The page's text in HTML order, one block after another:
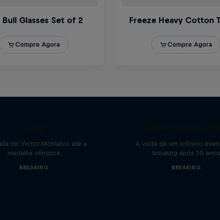
de Victor Montalvo até a
medalha olímpica
BREAKING
A volta de um icônico
breaking após 20 anos
BREAKING